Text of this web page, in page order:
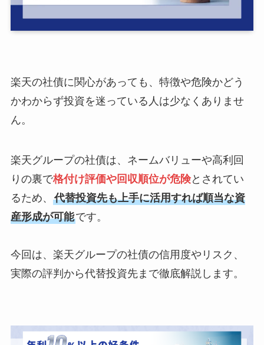
楽天の社債に関心があっても、特徴や危険かどう
かわからず投資を迷っている人は少なくありませ
ん。
楽天グループの社債は、ネームバリューや高利回
りの裏で格付け評価や回収順位が危険とされてい
るため、 代替投資先も上手に活用すれば順当な資
産形成が可能です。
今回は、楽天グループの社債の信用度やリスク、
実際の評判から代替投資先まで徹底解説します。